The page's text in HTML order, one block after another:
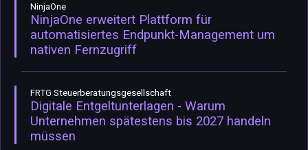
NinjaOne
NinjaOne erweitert Plattform für
automatisiertes Endpunkt-Management um
nativen Fernzugriff
FRTG Steuerberatungsgesellschaft
Digitale Entgeltunterlagen - Warum
Unternehmen spätestens bis 2027 handeln
müssen